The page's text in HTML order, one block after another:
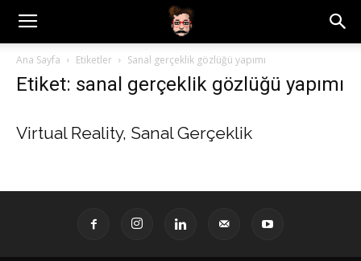
Ana Sayfa Etiketler Sanal gerçeklik gözlüğü yapımı
Etiket: sanal gerçeklik gözlüğü yapımı
Virtual Reality, Sanal Gerçeklik